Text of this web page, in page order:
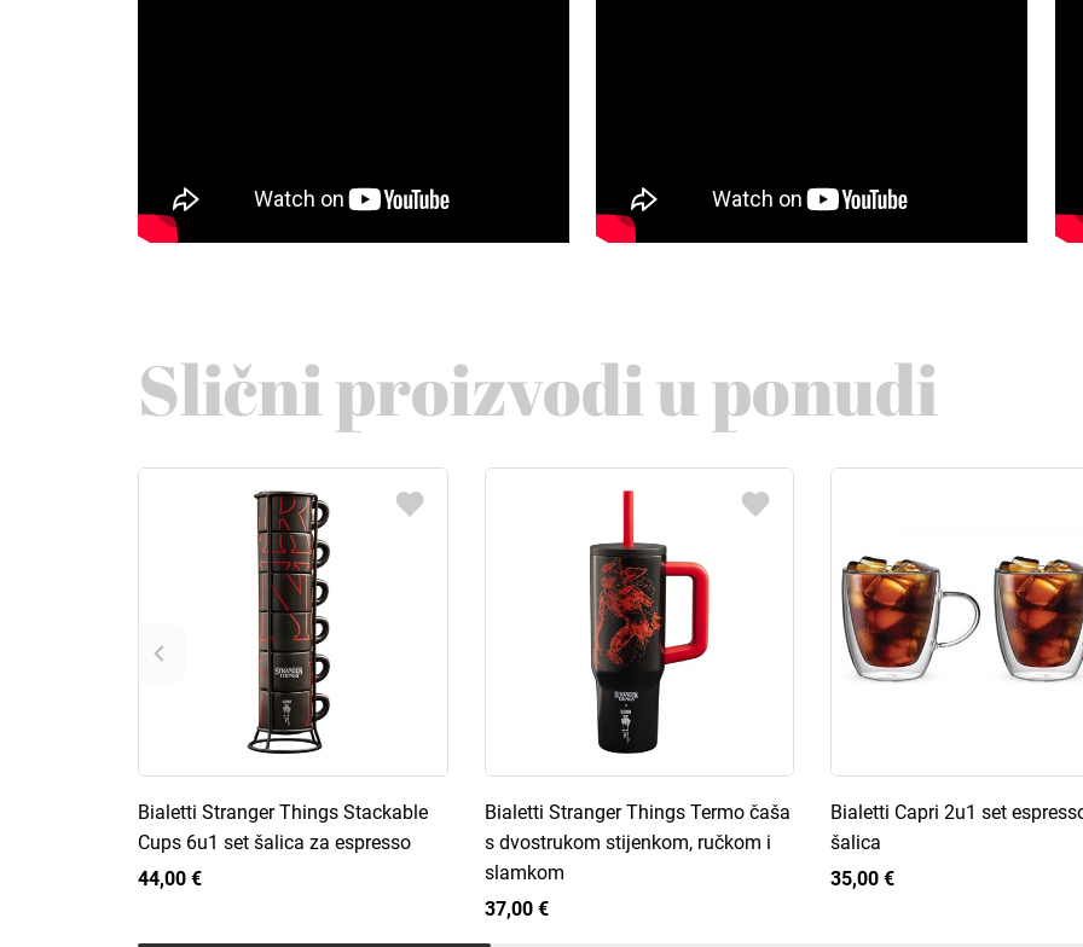
Slični proizvodi u ponudi
Bialetti Stranger Things Stackable
Cups 6u1 set šalica za espresso
44,00 €
Bialetti Stranger Things Termo čaša
s dvostrukom stijenkom, ručkom i
slamkom
37,00 €
Bialetti Capri 2u1 set
šalica
35,00 €